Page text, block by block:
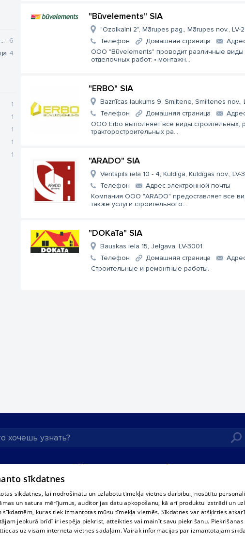
6
4
1
1
1
1
1
"Būvelements" SIA
"Ozolkalni 2", Mārupes pag., Mārupes nov., LV-
Телефон
Домашняя страница
ООО "Būvelements" проводит различные виды
отделочных работ: • монтажн...
"ERBO" SIA
Baznīcas laukums 9, Smiltene, Smiltenes nov.,
Телефон
Домашняя страница
ООО Erbo выполняет все виды строительных,
тракторостроительных ра...
"ARADO" SIA
Ventspils iela 10 - 4, Kuldīga, Kuldīgas nov., LV-
Телефон
Aдрес электронной почты
Компания ООО "ARADO" предоставляет все
также услуги строительного...
"DOKaTa" SIA
Bauskas iela 15, Jelgava, LV-3001
Телефон
Домашняя страница
Строительные и ремонтные работы.
бизнеса
Предприятия
Bus tickets
Train tickets
В кинотеатрах
Условия договора
360 Ziņas kontakti
sīkdatnes
sīkdatnes, lai nodrošinātu un uzlabotu tīmekļa vietnes darbību., nosūtītu
un satura mērījumus, auditorijas datu apkopošanu, kā arī produktu izstrādi un
kuras tiek izmantotas mūsu tīmekļa vietnēs. Sīkdatnes var atšķirties
jebkurā brīdī ir iespēja piekrist, atteikties vai mainīt savu piekrišanu.
uz visām interneta vietnes sadaļām. Vairāk informācijas par izmantotajām